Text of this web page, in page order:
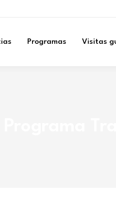
Programas Visitas